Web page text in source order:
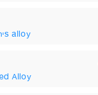
alloy
Alloy